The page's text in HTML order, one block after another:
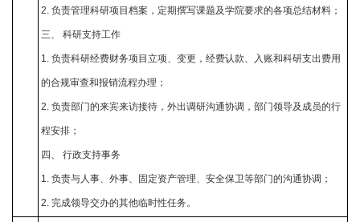
2. 负责管理科研项目档案，定期撰写课题及学院要求的各项总结材料；
三、 科研支持工作
1. 负责科研经费财务项目立项、变更，经费认款、入账和科研支出费用
的合规审查和报销流程办理；
2. 负责部门的来宾来访接待，外出调研沟通协调，部门领导及成员的行
程安排；
四、 行政支持事务
1. 负责与人事、外事、固定资产管理、安全保卫等部门的沟通协调；
2. 完成领导交办的其他临时性任务。